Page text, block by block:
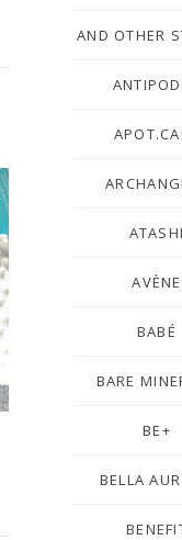
AND OTHER
ATASHI
AVÈNE
BABÉ
BARE
BE+
BELLA